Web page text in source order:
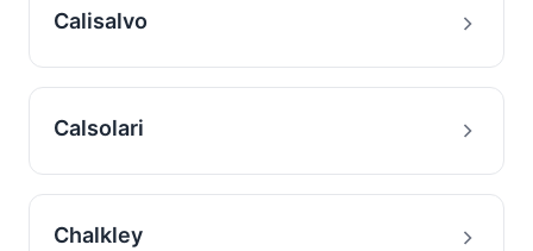
Calisalvo
Calsolari
Chalkley